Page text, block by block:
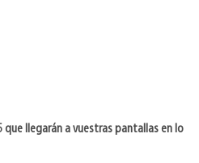
que llegarán a vuestras pantallas en lo